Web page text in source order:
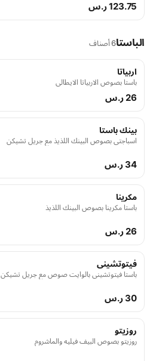
123.75 ر.س
الباستا6 أصناف
اربياتا
باستا بصوص الاربياتا الايطالي
26 ر.س
بينك باستا
اسباجتي بصوص البينك اللذيذ مع جريل تشيكن
34 ر.س
مكرينا
باستا مكرينا بصوص البينك اللذيذ
26 ر.س
فيتوتشينى
باستا فيتوتشيني بالوايت صوص مع جريل تشيكن
30 ر.س
روزيتو
روزيتو بصوص البيف فيليه والماشروم